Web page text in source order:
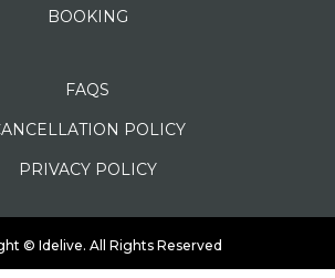
BOOKING
FAQS
POLICY
PRIVACY POLICY
© Idelive. All Rights Reserved